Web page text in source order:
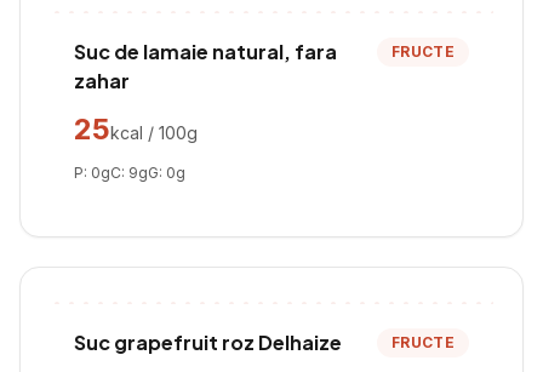
Suc de lamaie natural, fara
zahar
FRUCTE
25kcal / 100g
P: 0gC: 9gG: 0g
Suc grapefruit roz Delhaize FRUCTE